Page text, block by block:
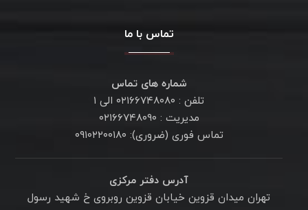
تماس با ما
شماره های تماس
تلفن : ۰۲۱۶۶۷۴۸۰۸۰ الی ۱
مدیریت : ۰۲۱۶۶۷۴۸۰۹۰
تماس فوری (ضروری): ۰۹۱۰۲۲۰۰۱۸۰
آدرس دفتر مرکزی
تهران میدان قزوین خیابان قزوین روبروی خ شهید رسول